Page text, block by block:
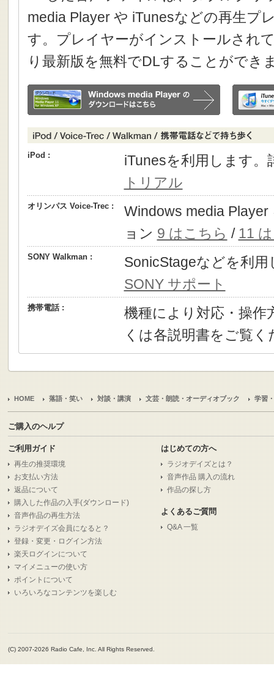
media Player や iTunesなどの再生プ
す。プレイヤーがインストールされ
り最新版を無料でDLすることができ
iPod :
iTunesを利用します
トリアル
オリンパス Voice-Trec :
Windows media
ョン 9 はこちら / 11
SONY Walkman :
SonicStageなどを利
SONY サポート
携帯電話 :
機種により対応・操作
くは各説明書をご覧く
HOME 落語・笑い 対談・講演 文芸・朗読・オーディオブック 学習
ご購入のヘルプ
ご利用ガイド
再生の推奨環境
お支払い方法
返品について
購入した作品の入手(ダウンロード)
音声作品の再生方法
ラジオデイズ会員になると？
登録・変更・ログイン方法
楽天ログインについて
マイメニューの使い方
ポイントについて
いろいろなコンテンツを楽しむ
はじめての方へ
ラジオデイズとは？
音声作品 購入の流れ
作品の探し方
よくあるご質問
Q&A 一覧
(C) 2007-2026 Radio Cafe, Inc. All Rights Reserved.